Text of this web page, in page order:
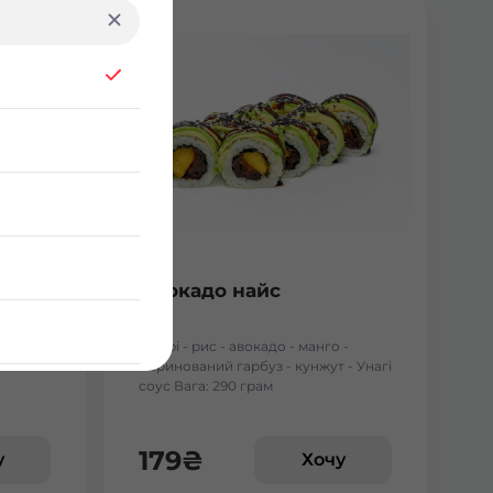
Авокадо найс
- Норі - рис - авокадо - манго -
маринований гарбуз - кунжут - Унагі
соус Вага: 290 грам
179₴ Хочу